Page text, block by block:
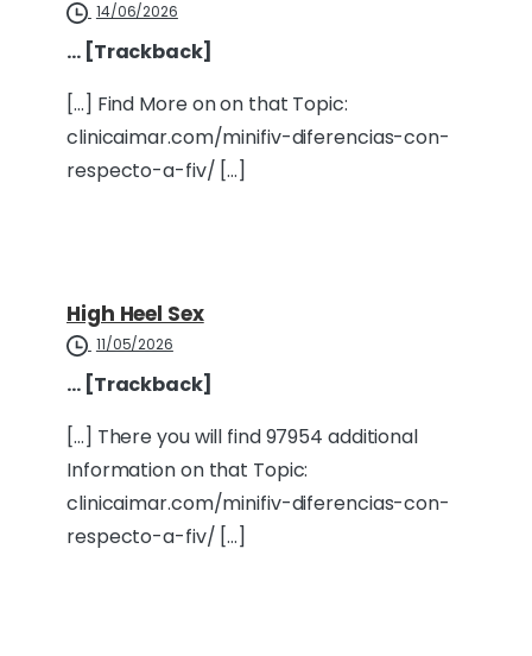
14/06/2026
… [Trackback]
[…] Find More on on that Topic:
clinicaimar.com/minifiv-diferencias-con-
respecto-a-fiv/ […]
High Heel Sex
11/05/2026
… [Trackback]
[…] There you will find 97954 additional
Information on that Topic:
clinicaimar.com/minifiv-diferencias-con-
respecto-a-fiv/ […]